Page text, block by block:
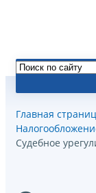
Главная
Судебное